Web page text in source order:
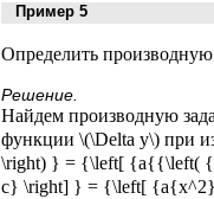
Пример 5
Определить
Решение.
Найдем производную
функции \(\Delta y\) при
\right) } = {\left[ {a{{\left(
c} \right] } = {\left[ {a{x^2}